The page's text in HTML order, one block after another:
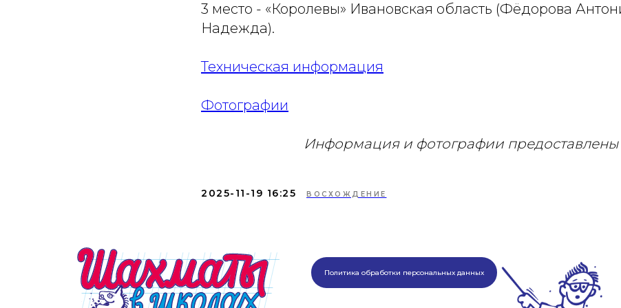
3 место - «Королевы» Ивановская область (Фёдорова
Надежда).
Техническая информация
Фотографии
Информация и фотографии предоставлены
2025-11-19 16:25 ВОСХОЖДЕНИЕ
Политика обработки персональных данных